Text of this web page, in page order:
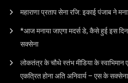
महाराणा प्रताप सेना रजि: इकाई पंजाब ने
*आज मनाया जाएगा मदर्स डे, कैसे हुई इस
सक्सेना
लोकतंत्र के चौथे स्तंभ मीडिया के स्वाभिमान
एकत्रित होना अति अनिवार्य – एस के सक्सेना